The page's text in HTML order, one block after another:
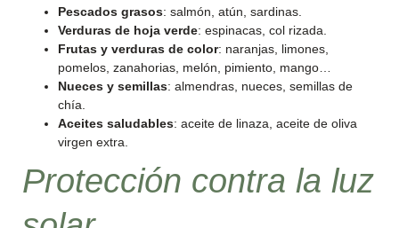
Pescados grasos: salmón, atún, sardinas.
Verduras de hoja verde: espinacas, col rizada.
Frutas y verduras de color: naranjas, limones,
pomelos, zanahorias, melón, pimiento, mango…
Nueces y semillas: almendras, nueces, semillas de
chía.
Aceites saludables: aceite de linaza, aceite de oliva
virgen extra.
Protección contra la luz